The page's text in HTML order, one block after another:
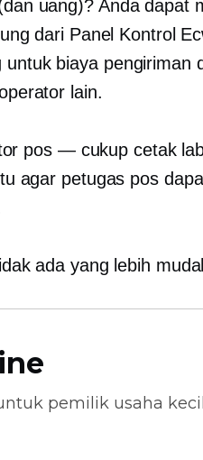
uang)? Anda dapat
dari Panel Kontrol
biaya pengiriman
lain.
pos — cukup cetak
agar petugas pos
ada yang lebih
pemilik usaha